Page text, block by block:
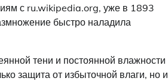
с ru.wikipedia.org, уже в 1893
быстро наладила
тени и постоянной влажности
защита от избыточной влаги, но и